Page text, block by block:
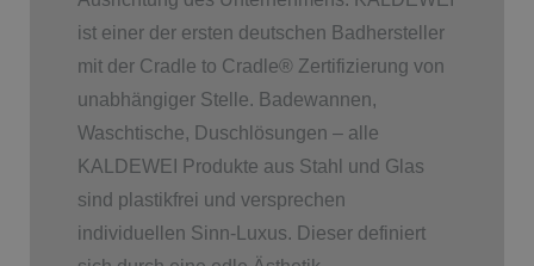
ist einer der ersten deutschen Badhersteller
mit der Cradle to Cradle® Zertifizierung von
unabhängiger Stelle. Badewannen,
Waschtische, Duschlösungen – alle
KALDEWEI Produkte aus Stahl und Glas
sind plastikfrei und versprechen
individuellen Sinn-Luxus. Dieser definiert